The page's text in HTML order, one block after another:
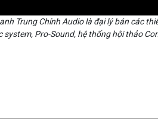
Trung Chính Audio là đại lý bán các
Pro-Sound, hệ thống hội thảo